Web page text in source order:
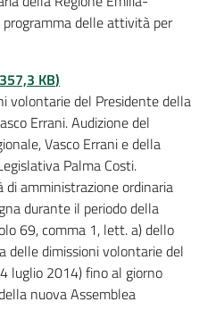
delle attività per
357,3 KB)
volontarie del Presidente della
Errani. Audizione del
Vasco Errani e della
Palma Costi.
di amministrazione ordinaria
durante il periodo della
69, comma 1, lett. a) dello
delle dimissioni volontarie del
luglio 2014) fino al giorno
nuova Assemblea